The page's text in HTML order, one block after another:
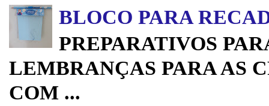
BLOCO PARA
PREPARATIVOS
LEMBRANÇAS PARA AS
COM ...